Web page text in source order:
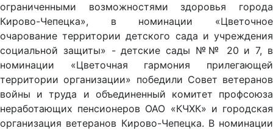
ограниченными возможностями здоровья города
Кирово-Чепецка», в номинации «Цветочное
очарование территории детского сада и учреждения
социальной защиты» - детские сады №№ 20 и 7, в
номинации «Цветочная гармония прилегающей
территории организации» победили Совет ветеранов
войны и труда и объединенный комитет профсоюза
неработающих пенсионеров ОАО «КЧХК» и городская
организация ветеранов Кирово-Чепецка. В номинации